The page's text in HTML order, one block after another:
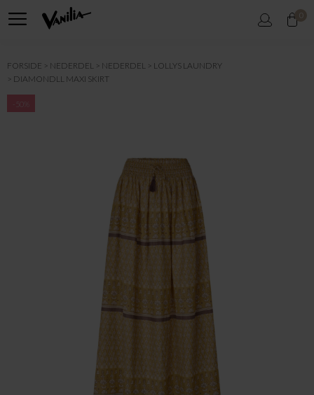
0
FORSIDE NEDERDEL NEDERDEL
LOLLYS LAUNDRY
DIAMONDLL MAXI SKIRT
-50%